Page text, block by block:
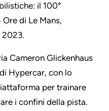
il 100°
di Le Mans,
2023.
Cameron Glickenhaus
Hypercar, con lo
per trainare
i confini della pista.